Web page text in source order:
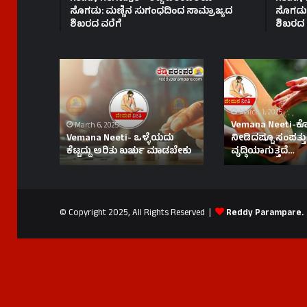
ಸೊಗಡು: ಮಣ್ಣಿನ ಸುಗಂಧದಿಂದ ಸಾಮ್ರಾಜ್ಯದ
ಶಿಖರದ ವರೆಗೆ
ಶಿಖರದ
ಒಳ್ಳೆಯದು
ಕೆಟ್ಟದ್ದು
ಅರಿತು
ಖರ್ಚು
ಮಾಡಬೇಕು
March 6, 2025
Vemana Neeti- ಒಳ್ಳೆಯದು
ಕೆಟ್ಟದ್ದು ಅರಿತು ಖರ್ಚು ಮಾಡಬೇಕು
Vemana
Neeti-
ಕೊಟ್ಟು
ಕೆಟ್ಟವರಿಲ್ಲ
|
ನೀಡಿದಷ್ಟೂ
ಸಂಪತ್ತು
ವೃದ್ಧಿಯಾಗುತ್ತದೆ…
March 1, 2025
Vemana Neeti-
ನೀಡಿದಷ್ಟೂ ಸಂಪತ್ತು
ವೃದ್ಧಿಯಾಗುತ್ತದೆ…
© Copyright 2025, All Rights Reserved | Reddy Parampare.